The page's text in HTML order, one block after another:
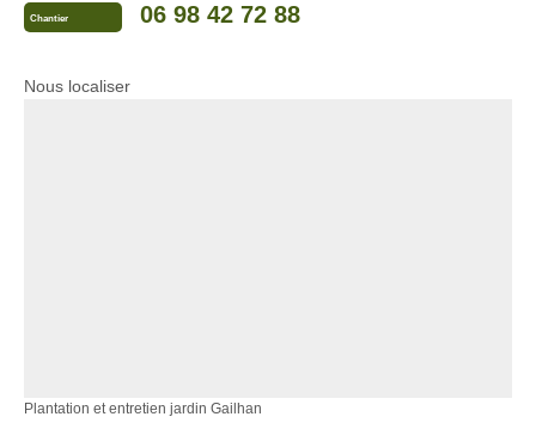
Chantier 06 98 42 72 88
Nous localiser
Plantation et entretien jardin Gailhan